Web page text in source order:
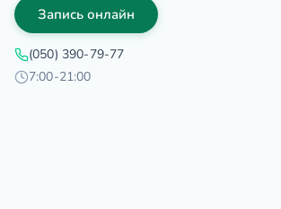
Запись онлайн
(050) 390-79-77
7:00-21:00